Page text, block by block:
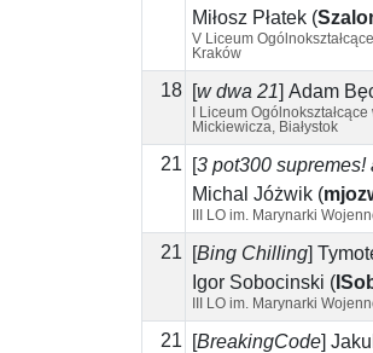
Miłosz Płatek (
V Liceum
Kraków
18 [w dwa 21] Adam
I Liceum
Mickiewicza, Białystok
21 [3 pot300 supremes!
Michal Jóżwik (
III LO im. Marynarki
21 [Bing Chilling]
Igor Sobocinski (
III LO im. Marynarki
21 [BreakingCode]